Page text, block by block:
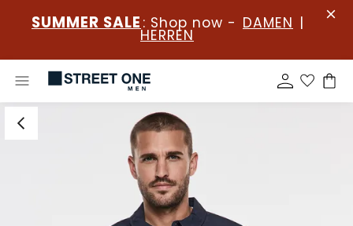
SUMMER SALE : Shop now - DAMEN |
HERREN